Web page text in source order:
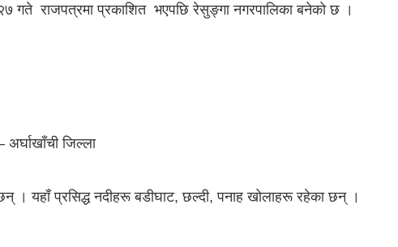
२७ गते राजपत्रमा प्रकाशित भएपछि रेसुङ्गा नगरपालिका बनेको छ ।
अर्घाखाँची जिल्ला
। यहाँ प्रसिद्ध नदीहरू बडीघाट, छल्दी, पनाह खोलाहरू रहेका छन् ।